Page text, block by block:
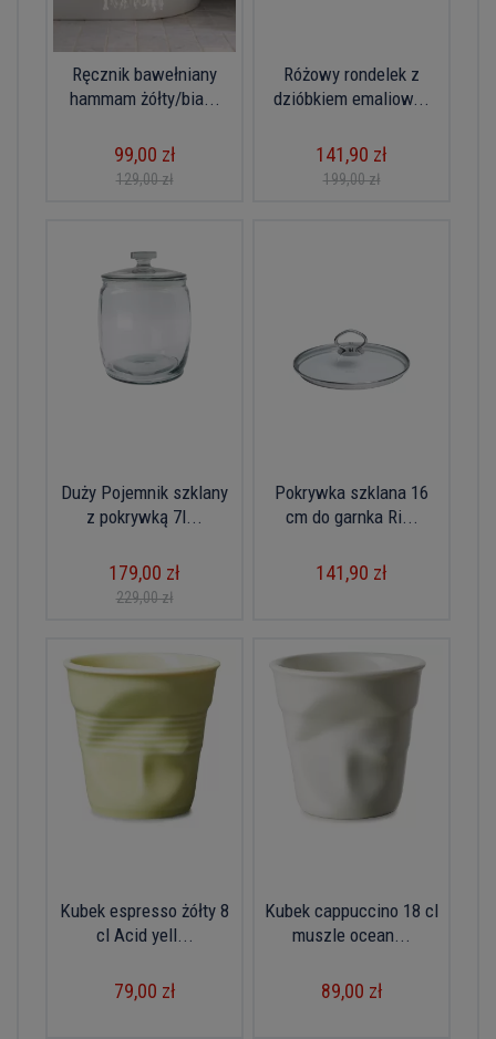
Ręcznik bawełniany
hammam żółty/bia...
99,00 zł
129,00 zł
Różowy rondelek z
dzióbkiem emaliow...
141,90 zł
199,00 zł
Duży Pojemnik szklany
z pokrywką 7l...
179,00 zł
229,00 zł
Pokrywka szklana 16
cm do garnka Ri...
141,90 zł
Kubek espresso żółty 8
cl Acid yell...
79,00 zł
Kubek cappuccino 18 cl
muszle ocean...
89,00 zł